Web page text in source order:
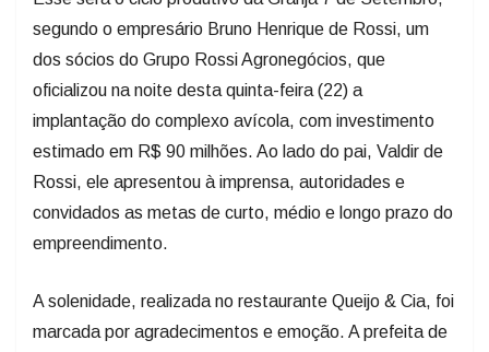
segundo o empresário Bruno Henrique de Rossi, um
dos sócios do Grupo Rossi Agronegócios, que
oficializou na noite desta quinta-feira (22) a
implantação do complexo avícola, com investimento
estimado em R$ 90 milhões. Ao lado do pai, Valdir de
Rossi, ele apresentou à imprensa, autoridades e
convidados as metas de curto, médio e longo prazo do
empreendimento.
A solenidade, realizada no restaurante Queijo & Cia, foi
marcada por agradecimentos e emoção. A prefeita de